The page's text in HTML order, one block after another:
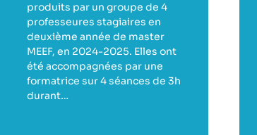
produits par un groupe de 4
professeures stagiaires en
deuxième année de master
MEEF, en 2024-2025. Elles ont
été accompagnées par une
formatrice sur 4 séances de 3h
durant…